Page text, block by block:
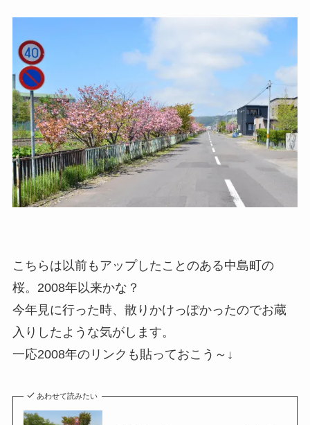
こちらは以前もアップしたことのある中島町の
桜。2008年以来かな？
今年見に行った時、散りかけっぽかったのでお蔵
入りしたような気がします。
一応2008年のリンクも貼っておこう～↓
あわせて読みたい